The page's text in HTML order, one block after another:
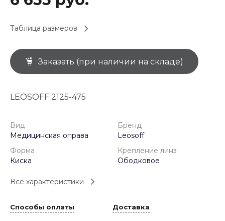
Таблица размеров
Заказать (при наличии на складе)
LEOSOFF 2125-475
Вид
Медицинская оправа
Бренд
Leosoff
Форма
Киска
Крепление линз
Ободковое
Все характеристики
Способы оплаты Доставка